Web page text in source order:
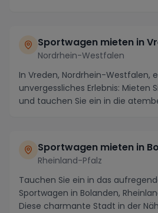
Sportwagen mieten in
Nordrhein-Westfalen
In Vreden, Nordrhein-Westfalen,
unvergessliches Erlebnis: Mieten
und tauchen Sie ein in die
Sportwagen mieten in
Rheinland-Pfalz
Tauchen Sie ein in das
Sportwagen in Bolanden,
Diese charmante Stadt in der